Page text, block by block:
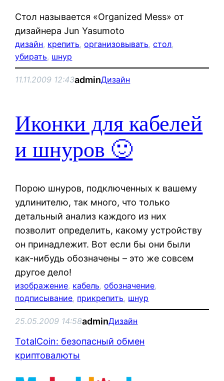
Стол называется «Organized Mess» от
дизайнера Jun Yasumoto
дизайн, крепить, организовывать, стол
убирать, шнур
11.11.2009 12:43adminДизайн
Иконки для кабелей
и шнуров 🙂
Порою шнуров, подключенных к вашему
удлинителю, так много, что только
детальный анализ каждого из них
позволит определить, какому устройству
он принадлежит. Вот если бы они были
как-нибудь обозначены – это же совсем
другое дело!
изображение, кабель, обозначение
подписывание, прикрепить, шнур
25.05.2009 14:58adminДизайн
TotalCoin: безопасный обмен
криптовалюты